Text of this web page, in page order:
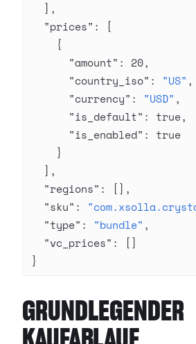
  ],
  "prices"
: [
    {
      "amount"
: 20,
      "country_iso"
: "US" ,
      "currency"
: "USD" ,
      "is_default"
: true,
      "is_enabled"
: true
    }
  ],
  "regions"
: [],
  "sku"
:
  "type"
: "bundle" ,
  "vc_prices"
: []
}
GRUNDLEGENDER